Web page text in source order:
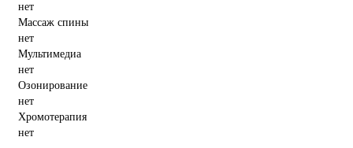
нет
Массаж спины
нет
Мультимедиа
нет
Озонирование
нет
Хромотерапия
нет